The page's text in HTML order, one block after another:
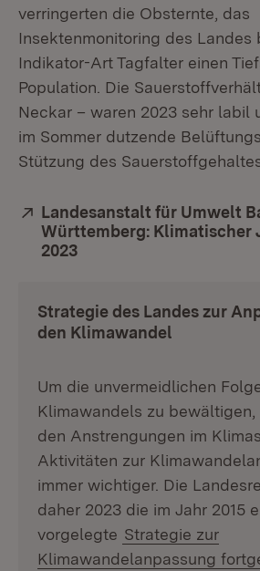
verringerten die Obsternte, das
Insektenmonitoring des
Indikator-Art Tagfalter einen
Population. Die
Neckar – waren 2023 sehr labil
im Sommer dutzende
Stützung des
Extern:
Landesanstalt für Umwelt
Württemberg: Klimatischer
2023
Strategie des Landes zur
den Klimawandel
Um die unvermeidlichen
Klimawandels zu
den Anstrengungen im
Aktivitäten zur
immer wichtiger. Die
daher 2023 die im Jahr 2015
vorgelegte Strategie zur
Klimawandelanpassung